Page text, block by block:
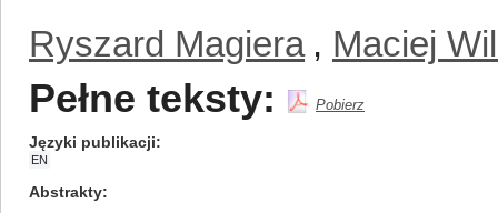
Ryszard Magiera , Maciej
Pełne teksty: Pobierz
Języki publikacji
EN
Abstrakty